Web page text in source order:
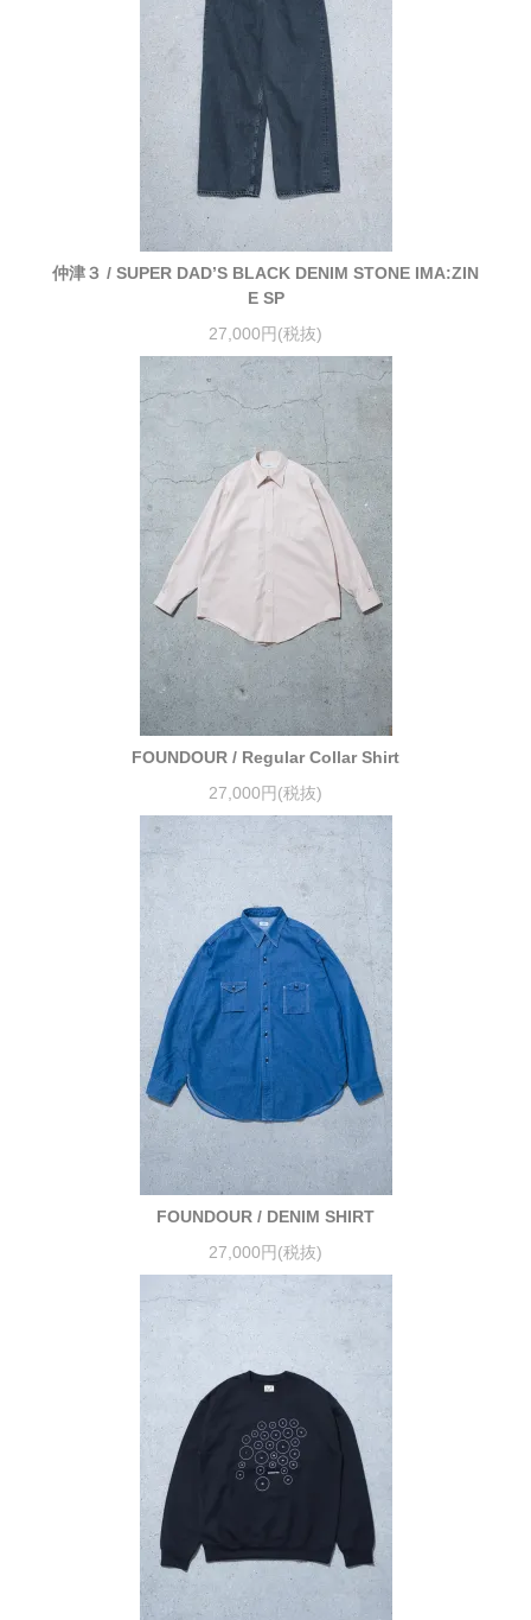
仲津３ / SUPER DAD’S BLACK DENIM STONE IMA:ZIN
E SP
27,000円(税抜)
FOUNDOUR / Regular Collar Shirt
27,000円(税抜)
FOUNDOUR / DENIM SHIRT
27,000円(税抜)